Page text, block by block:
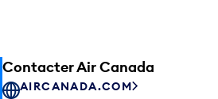
Contacter Air Canada
AIRCANADA.COM